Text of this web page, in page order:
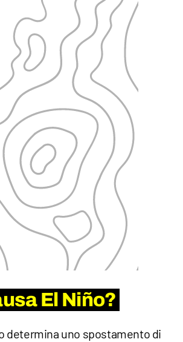
El Niño?
determina uno spostamento di